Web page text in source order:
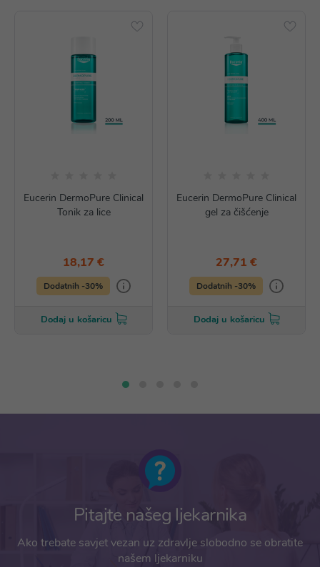
Eucerin DermoPure Clinical
Tonik za lice
18,17 €
Dodatnih -30%
Dodaj u košaricu
Eucerin DermoPure Clinical
gel za čišćenje
27,71 €
Dodatnih -30%
Dodaj u košaricu
Pitajte našeg ljekarnika
Ako trebate savjet vezan uz zdravlje slobodno se obratite
našem ljekarniku